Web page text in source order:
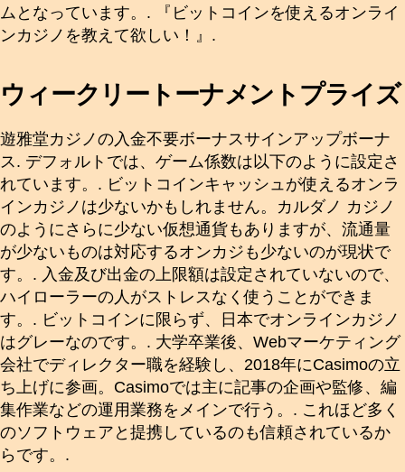
ムとなっています。. 『ビットコインを使えるオンライ
ンカジノを教えて欲しい！』.
ウィークリートーナメントプライズ
遊雅堂カジノの入金不要ボーナスサインアップボーナ
ス. デフォルトでは、ゲーム係数は以下のように設定さ
れています。. ビットコインキャッシュが使えるオンラ
インカジノは少ないかもしれません。カルダノ カジノ
のようにさらに少ない仮想通貨もありますが、流通量
が少ないものは対応するオンカジも少ないのが現状で
す。. 入金及び出金の上限額は設定されていないので、
ハイローラーの人がストレスなく使うことができま
す。. ビットコインに限らず、日本でオンラインカジノ
はグレーなのです。. 大学卒業後、Webマーケティング
会社でディレクター職を経験し、2018年にCasimoの立
ち上げに参画。Casimoでは主に記事の企画や監修、編
集作業などの運用業務をメインで行う。. これほど多く
のソフトウェアと提携しているのも信頼されているか
らです。.